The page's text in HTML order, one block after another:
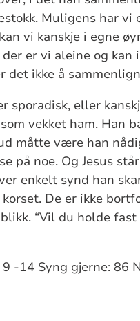
Muligens har vi
vi kanskje i egne
er vi aleine og kan
ikke å
sporadisk, eller
vekket ham. Han
måtte være han
på noe. Og Jesus
enkelt synd han
De er ikke
“Vil du holde
-14 Syng gjerne: 86